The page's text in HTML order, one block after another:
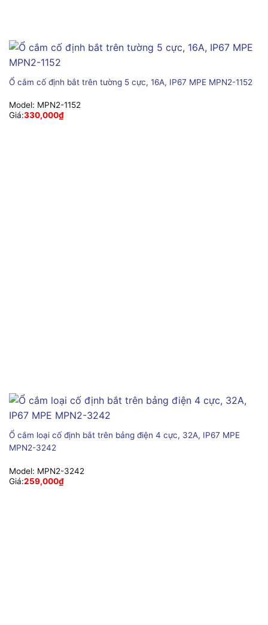
Ổ cắm cố định bắt trên tường 5 cực, 16A, IP67 MPE MPN2-1152
Model: MPN2-1152
Giá:330,000₫
Ổ cắm loại cố định bắt trên bảng điện 4 cực, 32A, IP67 MPE
MPN2-3242
Model: MPN2-3242
Giá:259,000₫